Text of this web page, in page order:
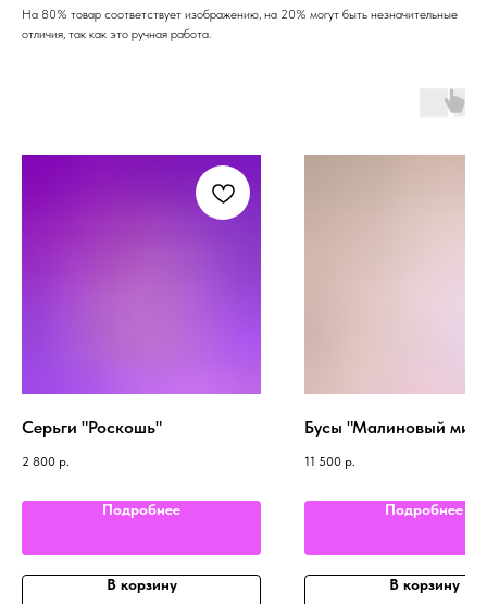
На 80% товар соответствует изображению, на 20% могут быть незначительные
отличия, так как это ручная работа.
Серьги "Роскошь"
2 800 р.
Подробнее
В корзину
Бусы "Малиновый
11 500 р.
Подробнее
В корзину